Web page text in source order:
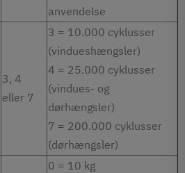
anvendelse
3, 4
eller 7
3 = 10.000 cyklusser
(vindueshængsler)
4 = 25.000 cyklusser
(vindues- og
dørhængsler)
7 = 200.000 cyklusser
(dørhængsler)
0 = 10 kg